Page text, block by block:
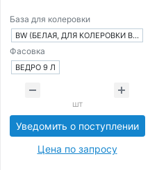
База для колеровки
BW (БЕЛАЯ, ДЛЯ КОЛЕРОВКИ В СВЕТЛЫЕ ТОНА)
Фасовка
ВЕДРО 9 Л
шт
Уведомить о поступлении
Цена по запросу